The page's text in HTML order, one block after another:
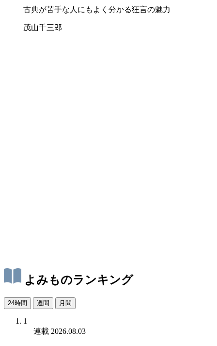
古典が苦手な人にもよく分かる狂言の魅力
茂山千三郎
よみものランキング
24時間 週間 月間
1
連載 2026.08.03